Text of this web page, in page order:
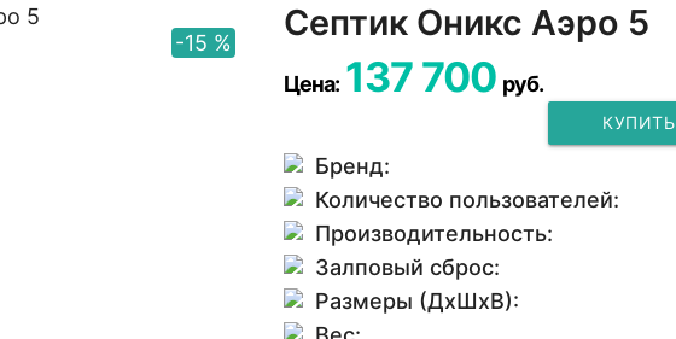
-15 % Септик Оникс Аэро 5
Цена: 137 700 руб.
КУПИТЬ
Бренд:
Количество пользователей:
Производительность:
Залповый сброс:
Размеры (ДхШхВ):